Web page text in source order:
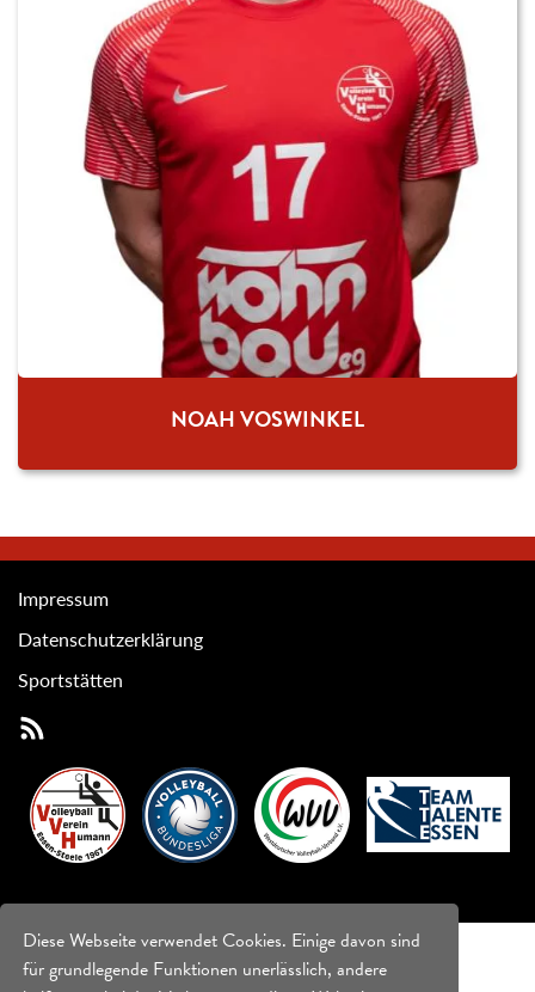
Diese Webseite verwendet Cookies. Einige davon sind
für grundlegende Funktionen unerlässlich, andere
NOAH VOSWINKEL
Impressum
Datenschutzerklärung
Sportstätten